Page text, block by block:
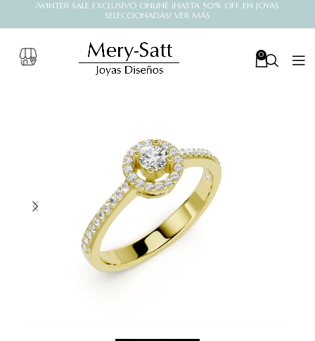
¡WINTER SALE EXCLUSIVO ONLINE ¡HASTA 50% OFF EN JOYAS
SELECCIONADAS! VER MÁS
0